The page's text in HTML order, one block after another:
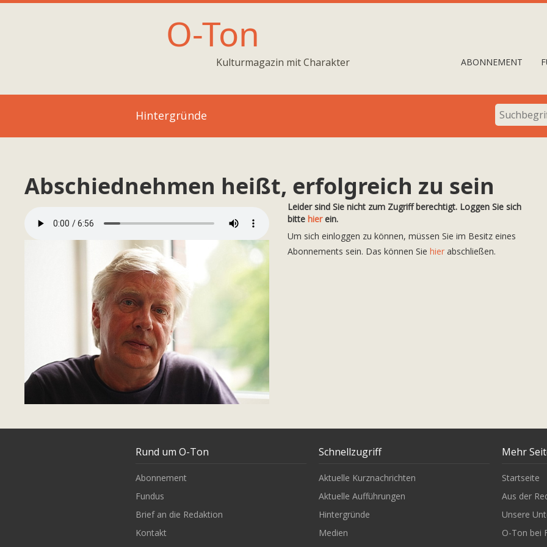
O-Ton
Kulturmagazin mit Charakter ABONNEMENT
Hintergründe
Abschiednehmen heißt, erfolgreich zu sein
Leider sind Sie nicht zum Zugriff berechtigt. Loggen Sie sich
bittehierein.
Um sich einloggen zu können, müssen Sie im Besitz eines
Abonnements sein. Das können Siehier abschließen.
Rund um O-Ton
Abonnement
Fundus
Brief an die Redaktion
Kontakt
Schnellzugriff
Aktuelle Kurznachrichten
Aktuelle Aufführungen
Hintergründe
Medien
Mehr
Startseite
Aus der
Unsere
O-Ton bei